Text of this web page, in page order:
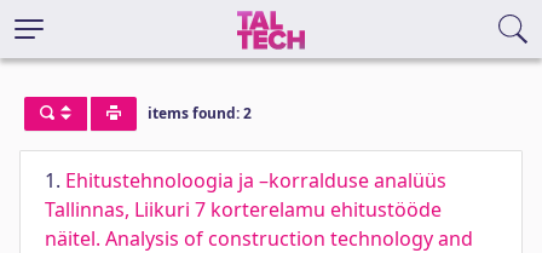
items found: 2
1. Ehitustehnoloogia ja –korralduse analüüs
Tallinnas, Liikuri 7 korterelamu ehitustööde
näitel. Analysis of construction technology and